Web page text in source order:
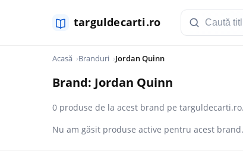
Acasă Branduri Jordan Quinn
Brand: Jordan Quinn
0 produse de la acest brand pe
Nu am găsit produse active pentru acest brand.